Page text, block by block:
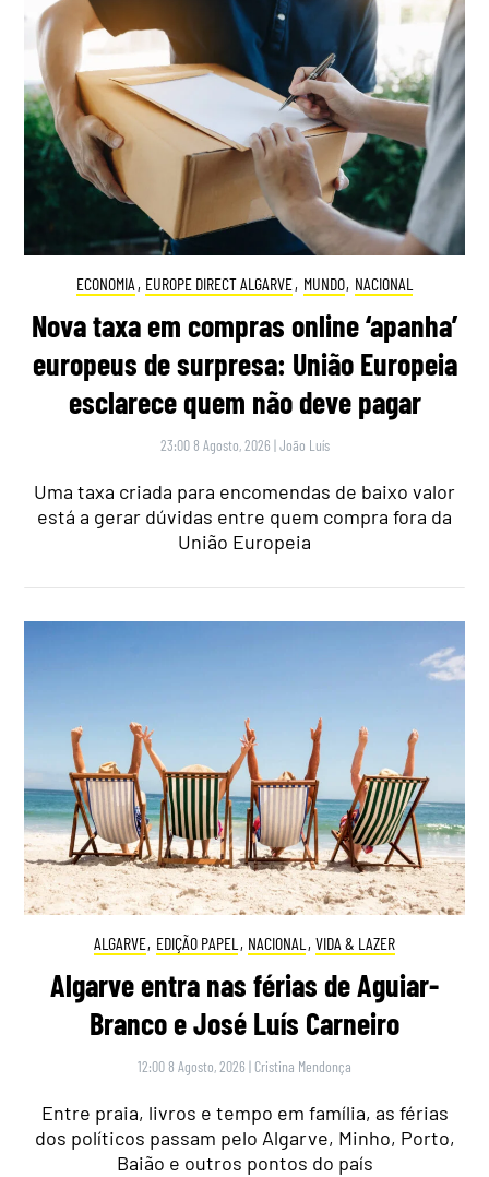
ECONOMIA , EUROPE DIRECT ALGARVE, MUNDO, NACIONAL
Nova taxa em compras online ‘apanha’
europeus de surpresa: União Europeia
esclarece quem não deve pagar
23:00 8 Agosto, 2026 |João Luís
Uma taxa criada para encomendas de baixo valor
está a gerar dúvidas entre quem compra fora da
União Europeia
ALGARVE, EDIÇÃO PAPEL , NACIONAL , VIDA & LAZER
Algarve entra nas férias de Aguiar-
Branco e José Luís Carneiro
12:00 8 Agosto, 2026 | Cristina Mendonça
Entre praia, livros e tempo em família, as férias
dos políticos passam pelo Algarve, Minho, Porto,
Baião e outros pontos do país